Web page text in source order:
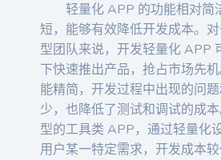
轻量化 APP 的功能相对简
短，能够有效降低开发成本。
型团队来说，开发轻量化 APP
下快速推出产品，抢占市场先
能精简，开发过程中出现的问
少，也降低了测试和调试的成
型的工具类 APP，通过轻量化
用户某一特定需求，开发成本